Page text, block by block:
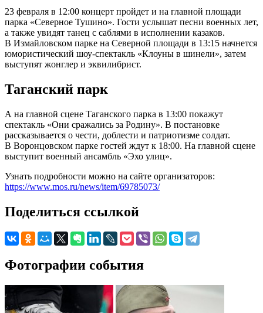
23 февраля в 12:00 концерт пройдет и на главной площади
парка «Северное Тушино». Гости услышат песни военных лет,
а также увидят танец с саблями в исполнении казаков.
В Измайловском парке на Северной площади в 13:15 начнется
юмористический шоу-спектакль «Клоуны в шинели», затем
выступят жонглер и эквилибрист.
Таганский парк
А на главной сцене Таганского парка в 13:00 покажут
спектакль «Они сражались за Родину». В постановке
рассказывается о чести, доблести и патриотизме солдат.
В Воронцовском парке гостей ждут к 18:00. На главной сцене
выступит военный ансамбль «Эхо улиц».
Узнать подробности можно на сайте организаторов:
https://www.mos.ru/news/item/69785073/
Поделиться ссылкой
Фотографии события